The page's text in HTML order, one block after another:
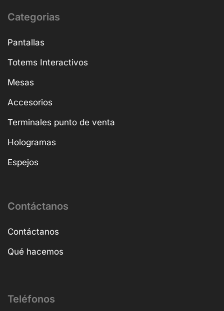
Categorias
Pantallas
Totems Interactivos
Mesas
Accesorios
Terminales punto de venta
Hologramas
Espejos
Contáctanos
Contáctanos
Qué hacemos
Teléfonos